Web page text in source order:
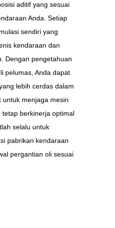
aditif yang sesuai
Anda. Setiap
sendiri yang
kendaraan dan
Dengan pengetahuan
pelumas, Anda dapat
lebih cerdas dalam
untuk menjaga mesin
tetap berkinerja optimal
selalu untuk
pabrikan kendaraan
pergantian oli sesuai